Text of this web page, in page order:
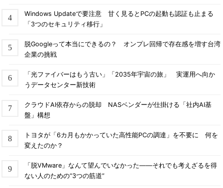
Windows Updateで要注意 甘く見るとPCの起動も認証も止まる
「3つのセキュリティ移行」
脱Googleって本当にできるの？ オンプレ回帰で存在感を増す台湾
企業の挑戦
「光ファイバーはもう古い」「2035年宇宙の旅」 実運用へ向か
うデータセンター新技術
クラウドAI依存からの脱却 NASベンダーが仕掛ける「社内AI基
盤」構想
トヨタが「6カ月もかかっていた高性能PCの調達」を不要に 何を
変えたのか？
「脱VMware」なんて望んでいなかった――それでも考えざるを得
ない人のための“3つの筋道”